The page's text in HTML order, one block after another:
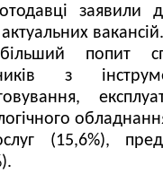
заявили
актуальних вакансій.
попит
з
(15,6%),